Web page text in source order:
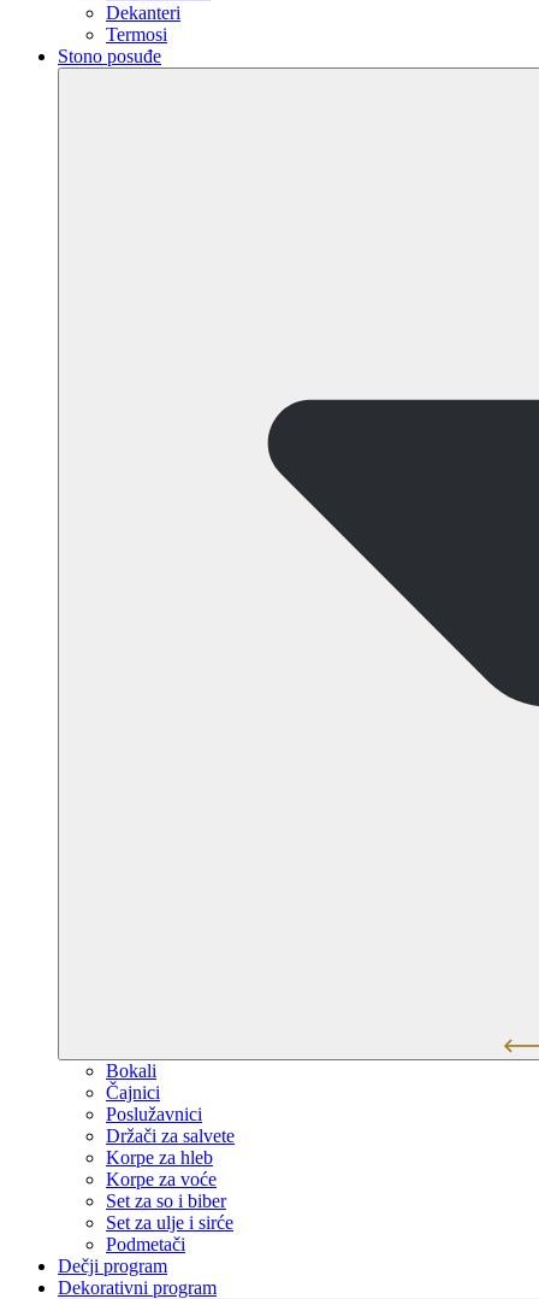
Dekanteri
Termosi
Stono posuđe
Bokali
Čajnici
Poslužavnici
Držači za salvete
Korpe za hleb
Korpe za voće
Set za so i biber
Set za ulje i sirće
Podmetači
Dečji program
Dekorativni program